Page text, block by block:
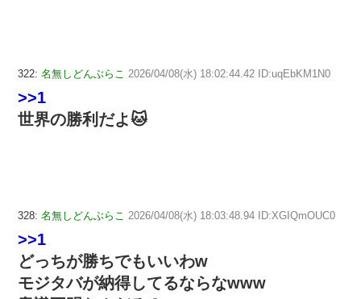
322: 名無しどんぶらこ 2026/04/08(水) 18:02:44.42 ID:uqEbKM1N0
>>1
世界の勝利だよ🐱
328: 名無しどんぶらこ 2026/04/08(水) 18:03:48.94 ID:XGIQmOUC0
>>1
どっちが勝ちでもいいわw
モジタバが納得してるならなwww